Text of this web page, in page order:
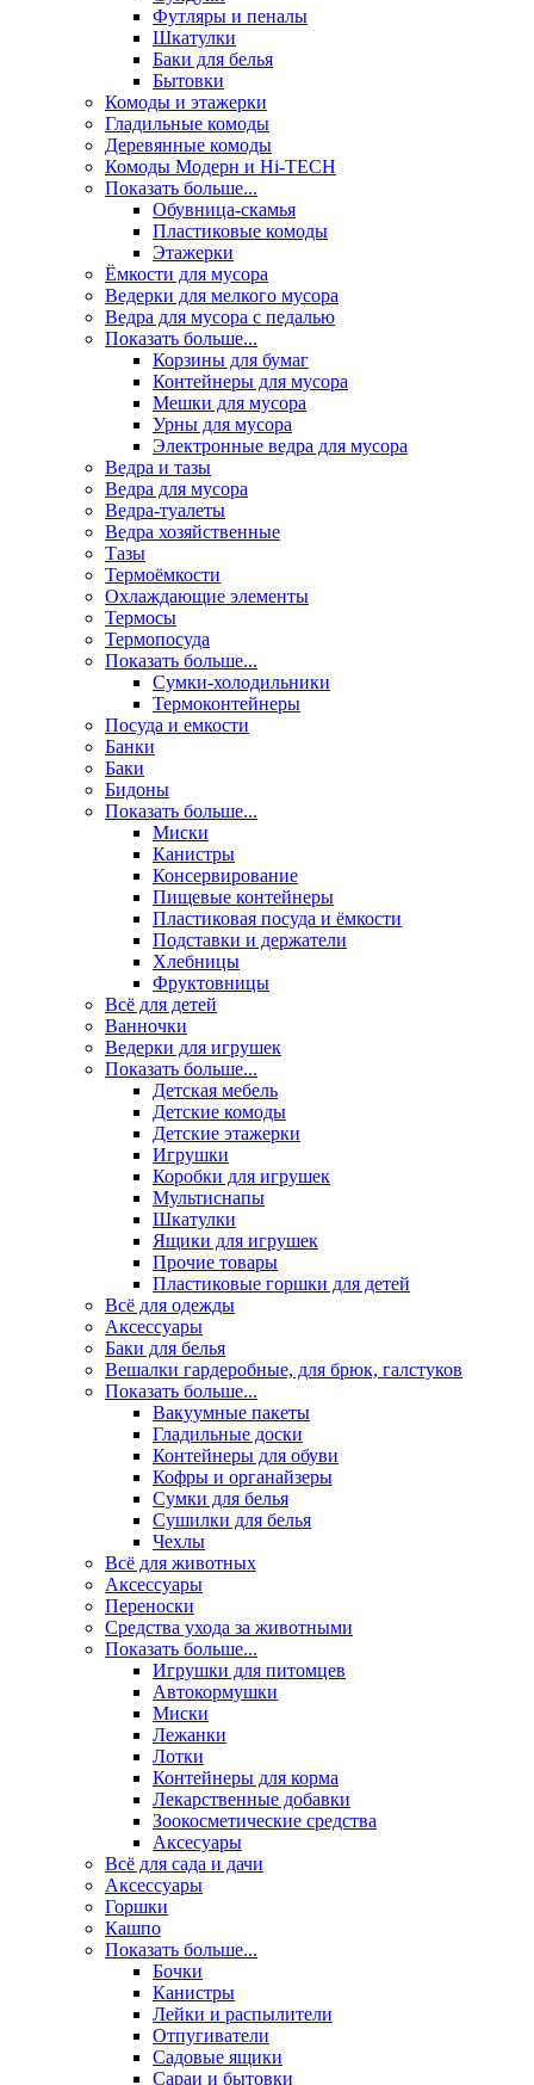
Футляры и пеналы
Шкатулки
Баки для белья
Бытовки
Комоды и этажерки
Гладильные комоды
Деревянные комоды
Комоды Модерн и Hi-TECH
Показать больше...
Обувница-скамья
Пластиковые комоды
Этажерки
Ёмкости для мусора
Ведерки для мелкого мусора
Ведра для мусора с педалью
Показать больше...
Корзины для бумаг
Контейнеры для мусора
Мешки для мусора
Урны для мусора
Электронные ведра для мусора
Ведра и тазы
Ведра для мусора
Ведра-туалеты
Ведра хозяйственные
Тазы
Термоёмкости
Охлаждающие элементы
Термосы
Термопосуда
Показать больше...
Сумки-холодильники
Термоконтейнеры
Посуда и емкости
Банки
Баки
Бидоны
Показать больше...
Миски
Канистры
Консервирование
Пищевые контейнеры
Пластиковая посуда и ёмкости
Подставки и держатели
Хлебницы
Фруктовницы
Всё для детей
Ванночки
Ведерки для игрушек
Показать больше...
Детская мебель
Детские комоды
Детские этажерки
Игрушки
Коробки для игрушек
Мультиснапы
Шкатулки
Ящики для игрушек
Прочие товары
Пластиковые горшки для детей
Всё для одежды
Аксессуары
Баки для белья
Вешалки гардеробные, для брюк, галстуков
Показать больше...
Вакуумные пакеты
Гладильные доски
Контейнеры для обуви
Кофры и органайзеры
Сумки для белья
Сушилки для белья
Чехлы
Всё для животных
Аксесcуары
Переноски
Средства ухода за животными
Показать больше...
Игрушки для питомцев
Автокормушки
Миски
Лежанки
Лотки
Контейнеры для корма
Лекарственные добавки
Зоокосметические средства
Аксесуары
Всё для сада и дачи
Аксессуары
Горшки
Кашпо
Показать больше...
Бочки
Канистры
Лейки и распылители
Отпугиватели
Садовые ящики
Сараи и бытовки